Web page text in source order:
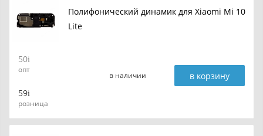
Полифонический динамик для Xiaomi Mi 10
Lite
50
опт
59
розница
в наличии в корзину